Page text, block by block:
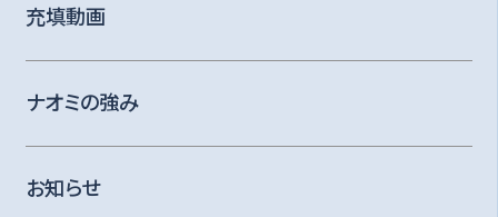
充填動画
ナオミの強み
お知らせ